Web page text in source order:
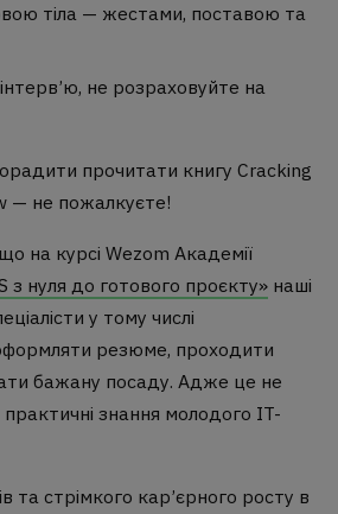
тіла — жестами, поставою та
не розраховуйте на
прочитати книгу Cracking
— не пожалкуєте!
на курсі Wezom Академії
з нуля до готового проєкту» наші
у тому числі
резюме, проходити
бажану посаду. Адже це не
знання молодого IT-
та стрімкого кар’єрного росту в